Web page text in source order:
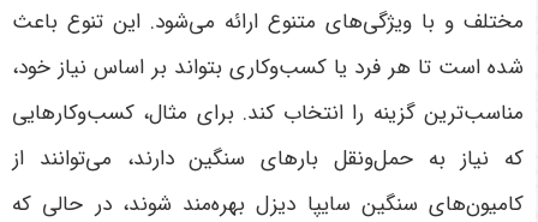
مختلف و با ویژگی‌های متنوع ارائه می‌شود. این تنوع باعث
شده است تا هر فرد یا کسب‌وکاری بتواند بر اساس نیاز خود،
مناسب‌ترین گزینه را انتخاب کند. برای مثال، کسب‌وکارهایی
که نیاز به حمل‌ونقل بارهای سنگین دارند، می‌توانند از
کامیون‌های سنگین سایپا دیزل بهره‌مند شوند، در حالی که